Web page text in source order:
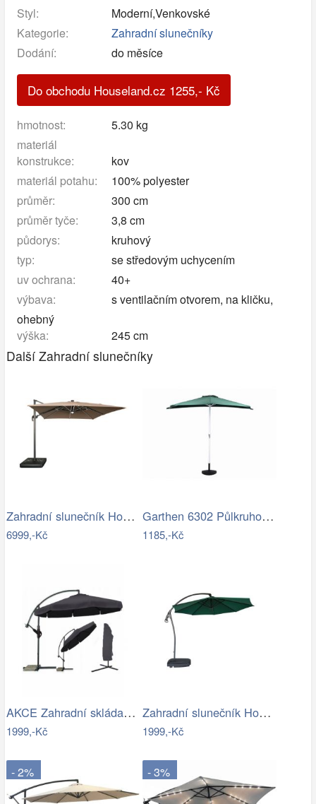
Styl:
Moderní,Venkovské
Kategorie:
Zahradní slunečníky
Dodání:
do měsíce
Do obchodu Houseland.cz 1255,- Kč
hmotnost:
5.30 kg
materiál
konstrukce:
kov
materiál potahu:
100% polyester
průměr:
300 cm
průměr tyče:
3,8 cm
půdorys:
kruhový
typ:
se středovým uchycením
uv ochrana:
40+
výbava:
s ventilačním otvorem, na kličku,
ohebný
výška:
245 cm
Další Zahradní slunečníky
Zahradní slunečník Houseland Vexon s…
6999,-Kč
Garthen 6302 Půlkruhový zahradní…
1185,-Kč
AKCE Zahradní skládací slunečník LEVI…
1999,-Kč
Zahradní slunečník Houseland Vortexa…
1999,-Kč
- 2% - 3%